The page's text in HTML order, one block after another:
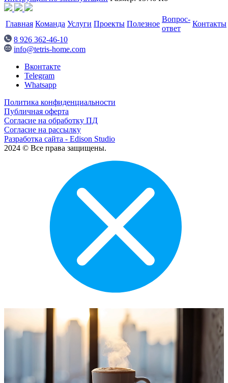
Главная Команда Услуги Проекты Полезное
Вопрос-
ответ
Контакты
8 926 362-46-10
info@tetris-home.com
Вконтакте
Telegram
Whatsapp
Политика конфиденциальности
Публичная оферта
Согласие на обработку ПД
Согласие на рассылку
Разработка сайта - Edison Studio
2024 © Все права защищены.